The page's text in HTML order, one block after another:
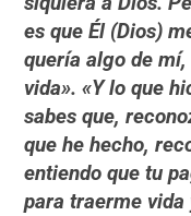
es que Él (Dios)
quería algo de
vida». «Y lo que
sabes que,
que he hecho,
entiendo que tu
para traerme vida